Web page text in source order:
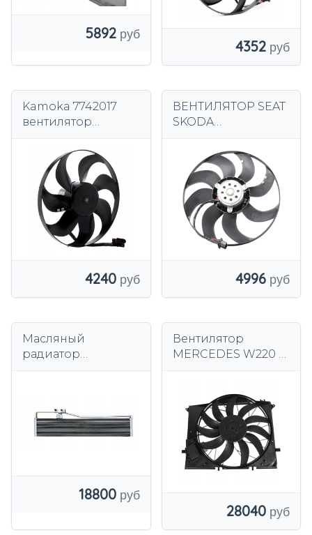
5892
4352
Kamoka 7742017
вентилятор
двигателя
4240
ВЕНТИЛЯТОР SEAT
SKODA
КОРПУСА НОВЫЙ
КРОНШТЕЙН
6Q0959455AE
4996
Масляный
радиатор
0995003000
18800
Вентилятор
MERCEDES W220 S-
28040